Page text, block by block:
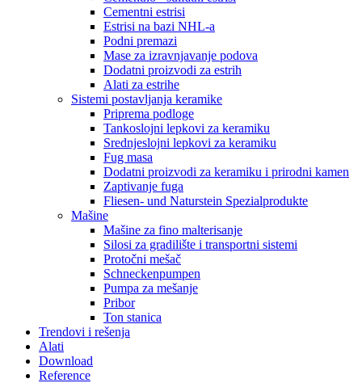
Cementni estrisi
Estrisi na bazi NHL-a
Podni premazi
Mase za izravnjavanje podova
Dodatni proizvodi za estrih
Alati za estrihe
Sistemi postavljanja keramike
Priprema podloge
Tankoslojni lepkovi za keramiku
Srednjeslojni lepkovi za keramiku
Fug masa
Dodatni proizvodi za keramiku i prirodni kamen
Zaptivanje fuga
Fliesen- und Naturstein Spezialprodukte
Mašine
Mašine za fino malterisanje
Silosi za gradilište i transportni sistemi
Protočni mešač
Schneckenpumpen
Pumpa za mešanje
Pribor
Ton stanica
Trendovi i rešenja
Alati
Download
Reference